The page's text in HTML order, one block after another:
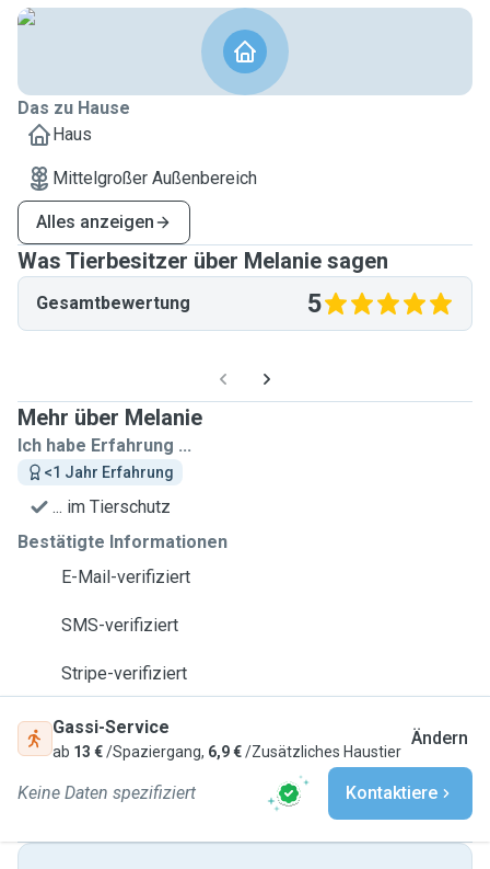
Das zu Hause
Haus
Mittelgroßer Außenbereich
Alles anzeigen
Was Tierbesitzer über Melanie sagen
Gesamtbewertung 5
Mehr über Melanie
Ich habe Erfahrung ...
<1 Jahr Erfahrung
... im Tierschutz
Bestätigte Informationen
E-Mail-verifiziert
SMS-verifiziert
Stripe-verifiziert
Gassi-Service
ab 13 €/Spaziergang, 6,9 €/Zusätzliches Haustier
Ändern
Keine Daten spezifiziert Kontaktiere